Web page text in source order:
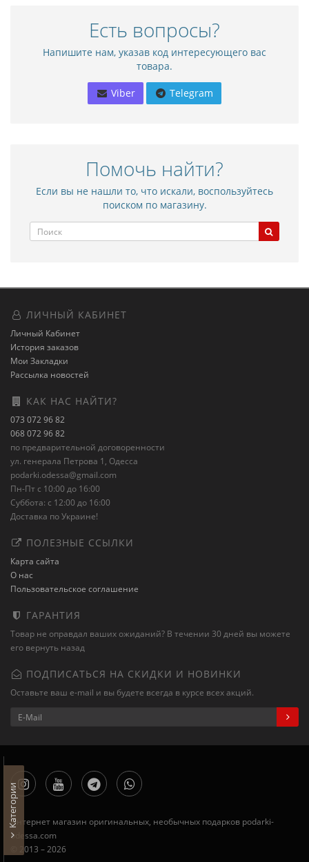
Есть вопросы?
Напишите нам, указав код интересующего вас
товара.
Viber Telegram
Помочь найти?
Если вы не нашли то, что искали, воспользуйтесь
поиском по магазину.
ЛИЧНЫЙ КАБИНЕТ
Личный Кабинет
История заказов
Мои Закладки
Рассылка новостей
КАК НАС НАЙТИ?
073 072 96 82
068 072 96 82
по предварительной договоренности
ул. генерала Петрова 1, Одесса
podarki.odessa@gmail.com
Пн-Пт с 10:00 до 16:00
Суббота: с 12:00 до 16:00
Доставка по Украине!
ПОЛЕЗНЫЕ ССЫЛКИ
Карта сайта
О нас
Пользовательское соглашение
ГАРАНТИЯ
Товар не оправдал ваших ожиданий? В течении 30 дней вы можете
его вернуть назад
ПОДПИСАТЬСЯ НА СКИДКИ И НОВИНКИ
Оставьте ваш e-mail и вы будете всегда в курсе всех акций.
Интернет магазин оригинальных, необычных подарков podarki-
odessa.com
© 2013 – 2026
Категории